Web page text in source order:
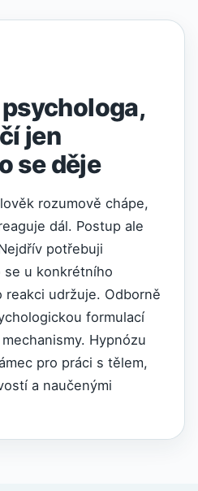
jen
se děje
rozumově chápe,
dál. Postup ale
potřebuji
se u konkrétního
reakci udržuje. Odborně
formulací
Hypnózu
pro práci s tělem,
a naučenými